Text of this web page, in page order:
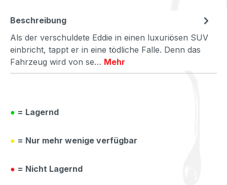
Beschreibung
Als der verschuldete Eddie in einen luxuriösen SUV
einbricht, tappt er in eine tödliche Falle. Denn das
Fahrzeug wird von se… Mehr
● = Lagernd
● = Nur mehr wenige verfügbar
● = Nicht Lagernd